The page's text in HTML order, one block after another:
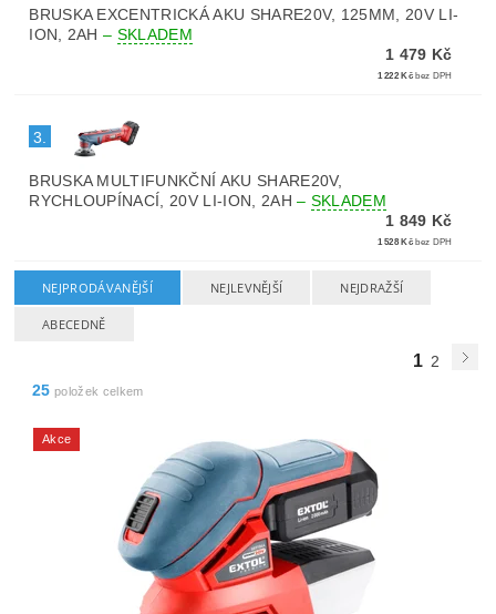
BRUSKA EXCENTRICKÁ AKU SHARE20V, 125MM, 20V LI-
ION, 2AH– SKLADEM
1 479 Kč
1 222 Kč bez DPH
3.
BRUSKA MULTIFUNKČNÍ AKU SHARE20V,
RYCHLOUPÍNACÍ, 20V LI-ION, 2AH– SKLADEM
1 849 Kč
1 528 Kč bez DPH
NEJPRODÁVANĚJŠÍ NEJLEVNĚJŠÍ NEJDRAŽŠÍ
ABECEDNĚ
1 2
25 položek celkem
Akce